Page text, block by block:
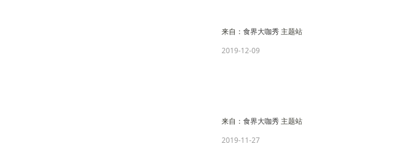
来自： 食界大咖秀 主题站
2019-12-09
来自： 食界大咖秀 主题站
2019-11-27